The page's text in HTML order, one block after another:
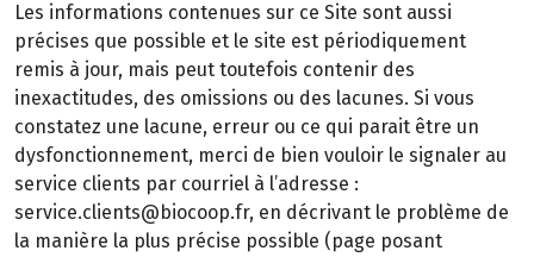
Les informations contenues sur ce Site sont aussi
précises que possible et le site est périodiquement
remis à jour, mais peut toutefois contenir des
inexactitudes, des omissions ou des lacunes. Si vous
constatez une lacune, erreur ou ce qui parait être un
dysfonctionnement, merci de bien vouloir le signaler au
service clients par courriel à l’adresse :
service.clients@biocoop.fr, en décrivant le problème de
la manière la plus précise possible (page posant